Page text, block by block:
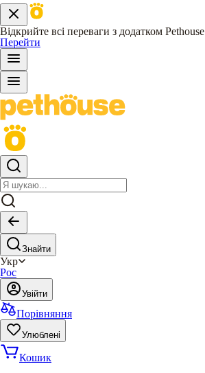
Відкрийте всі переваги з додатком Pethouse
Перейти
Знайти
Укр
Рос
Увійти
Порівняння
Улюблені
Кошик